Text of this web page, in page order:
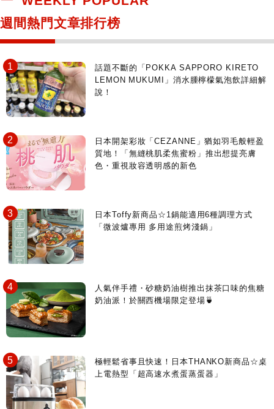
東京百貨店～TOKYO Depart～
週間熱門文章排行榜
話題不斷的「POKKA SAPPORO KIRETO
LEMON MUKUMI」消水腫檸檬氣泡飲詳細解
說！
日本開架彩妝「CEZANNE」猶如羽毛般輕盈
質地！「無縫桃肌柔焦蜜粉」推出想提亮膚
色・重視妝容透明感的新色
日本Toffy新商品☆1鍋能適用6種調理方式
「微波爐專用 多用途煎烤淺鍋」
人氣伴手禮・砂糖奶油樹推出抹茶口味的焦糖
奶油派！於關西機場限定登場🍵
極輕鬆省事且快速！日本THANKO新商品☆桌
上電熱型「超高速水煮蛋蒸蛋器」